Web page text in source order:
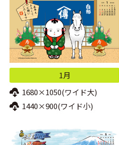
1月
1680×1050(ワイド大)
1440×900(ワイド小)